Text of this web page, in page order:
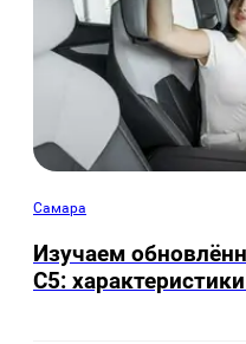
Самара
Изучаем
C5: